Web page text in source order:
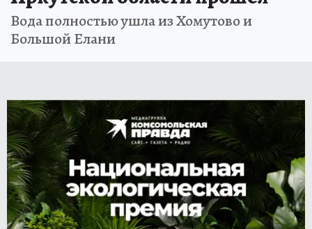
Вода полностью ушла из Хомутово и
Большой Елани